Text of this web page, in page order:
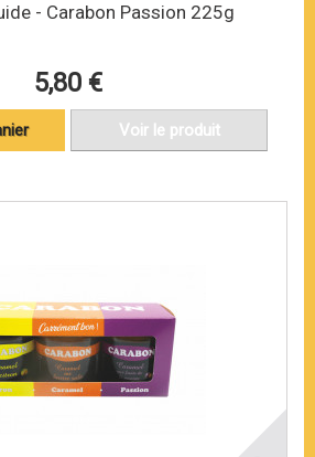
- Carabon Passion 225g
5,80 €
Voir le produit